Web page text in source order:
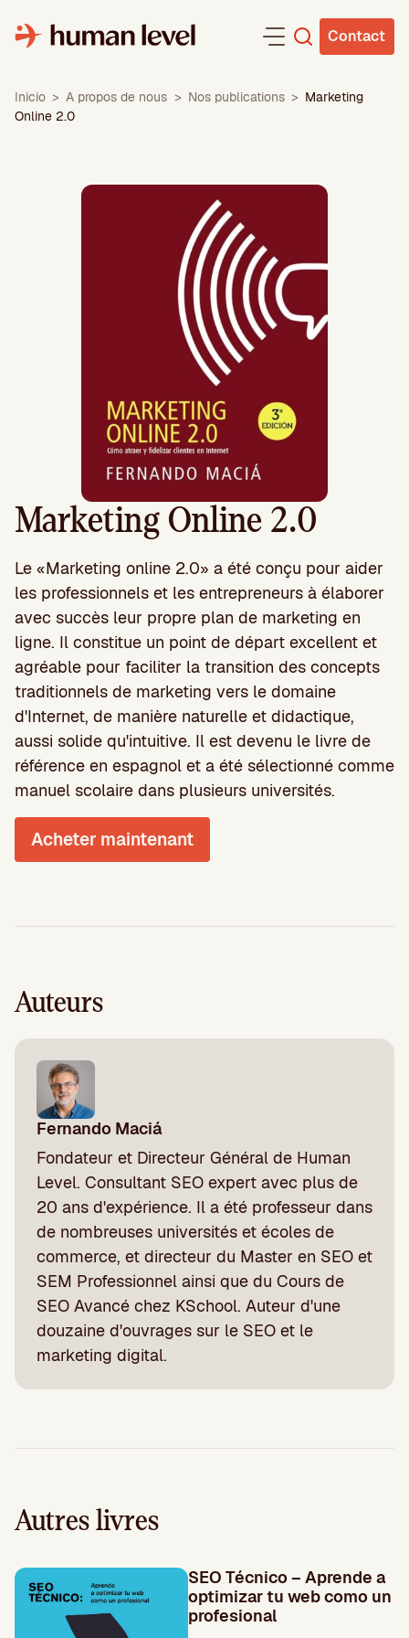
au
contenu
Contact
Inicio > A propos de nous > Nos publications > Marketing
Online 2.0
Marketing Online 2.0
Le «Marketing online 2.0» a été conçu pour aider
les professionnels et les entrepreneurs à élaborer
avec succès leur propre plan de marketing en
ligne. Il constitue un point de départ excellent et
agréable pour faciliter la transition des concepts
traditionnels de marketing vers le domaine
d'Internet, de manière naturelle et didactique,
aussi solide qu'intuitive. Il est devenu le livre de
référence en espagnol et a été sélectionné comme
manuel scolaire dans plusieurs universités.
Acheter maintenant
Auteurs
Fernando Maciá
Fondateur et Directeur Général de Human
Level. Consultant SEO expert avec plus de
20 ans d'expérience. Il a été professeur dans
de nombreuses universités et écoles de
commerce, et directeur du Master en SEO et
SEM Professionnel ainsi que du Cours de
SEO Avancé chez KSchool. Auteur d'une
douzaine d'ouvrages sur le SEO et le
marketing digital.
Autres livres
SEO Técnico – Aprende a
optimizar tu web como un
profesional